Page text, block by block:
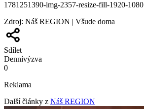
1781251390-img-2357-resize-fill-1920-1080
Zdroj: Náš REGION | Všude doma
Sdílet
Dennívýzva
0
Reklama
Další články z Náš REGION